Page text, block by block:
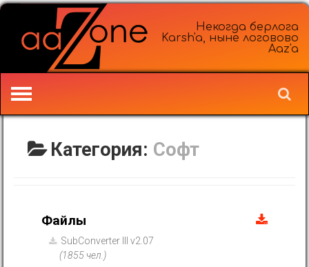
Некогда берлога
Karsh'a, ныне логовово
Aaz'a
Категория: Софт
Файлы
SubConverter III v2.07
(1855 чел.)